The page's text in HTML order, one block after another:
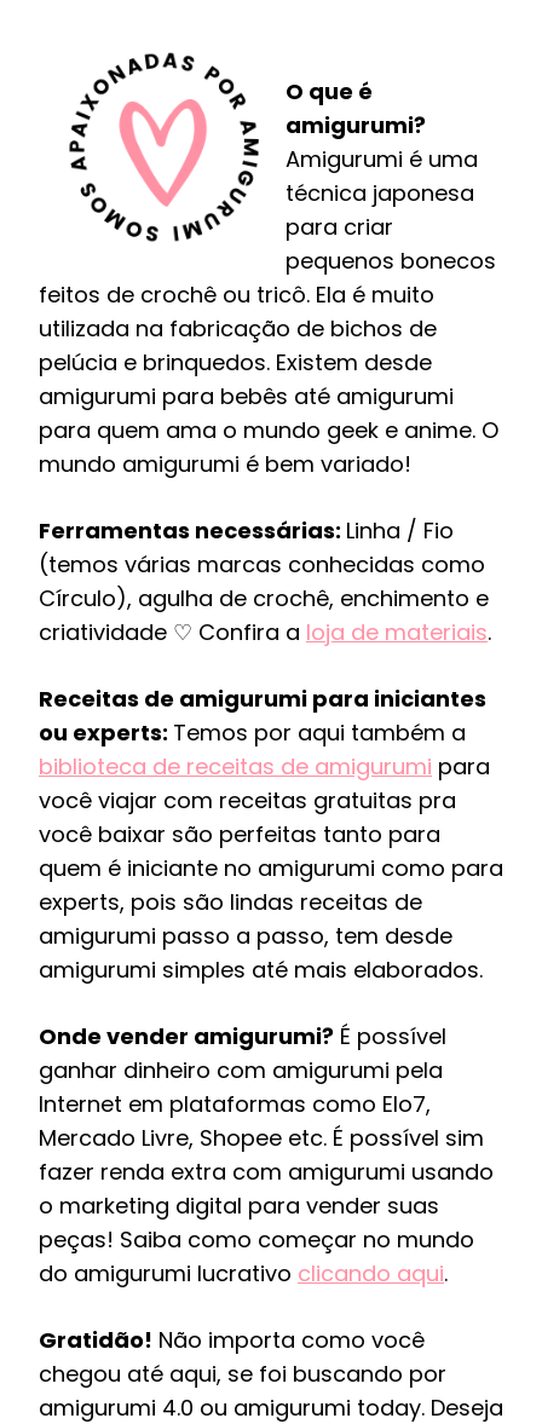
O que é
amigurumi?
Amigurumi é uma
técnica japonesa
para criar
pequenos bonecos
feitos de crochê ou tricô. Ela é muito
utilizada na fabricação de bichos de
pelúcia e brinquedos. Existem desde
amigurumi para bebês até amigurumi
para quem ama o mundo geek e anime. O
mundo amigurumi é bem variado!
Ferramentas necessárias: Linha / Fio
(temos várias marcas conhecidas como
Círculo), agulha de crochê, enchimento e
criatividade ♡ Confira a loja de materiais.
Receitas de amigurumi para iniciantes
ou experts: Temos por aqui também a
biblioteca de receitas de amigurumi para
você viajar com receitas gratuitas pra
você baixar são perfeitas tanto para
quem é iniciante no amigurumi como para
experts, pois são lindas receitas de
amigurumi passo a passo, tem desde
amigurumi simples até mais elaborados.
Onde vender amigurumi? É possível
ganhar dinheiro com amigurumi pela
Internet em plataformas como Elo7,
Mercado Livre, Shopee etc. É possível sim
fazer renda extra com amigurumi usando
o marketing digital para vender suas
peças! Saiba como começar no mundo
do amigurumi lucrativo clicando aqui.
Gratidão! Não importa como você
chegou até aqui, se foi buscando por
amigurumi 4.0 ou amigurumi today. Deseja